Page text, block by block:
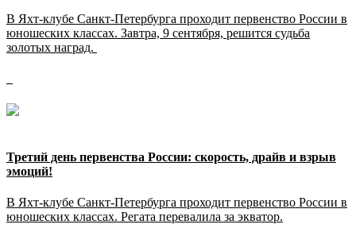
В Яхт-клубе Санкт-Петербурга проходит первенство России в
юношеских классах. Завтра, 9 сентября, решится судьба
золотых наград.
Третий день первенства России: скорость, драйв и взрыв
эмоций!
В Яхт-клубе Санкт-Петербурга проходит первенство России в
юношеских классах. Регата перевалила за экватор.